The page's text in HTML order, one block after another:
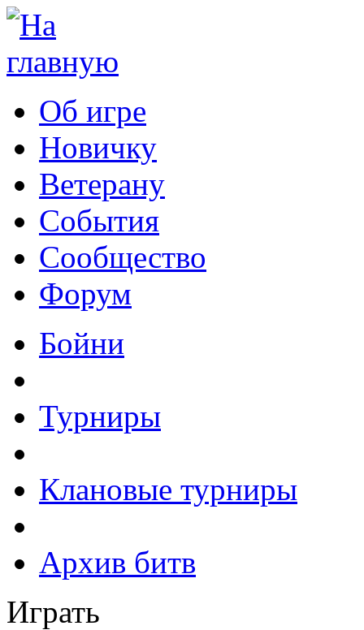
Об игре
Новичку
Ветерану
События
Сообщество
Форум
Бойни
Турниры
Клановые турниры
Архив битв
Играть